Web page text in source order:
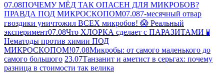
07.08ПОЧЕМУ МЁД ТАК ОПАСЕН ДЛЯ МИКРОБОВ?
ПРАВДА ПОД МИКРОСКОПОМ07.087-месячный отвар
гвоздики уничтожил ВСЕХ микробов! 😱 Реальный
эксперимент07.08Что ХЛОРКА сделает с ПАРАЗИТАМИ 🧪
Нематоды против химии ПОД
МИКРОСКОПОМ!07.08Микробы: от самого маленького до
самого большого 23.07Танзанит и аметист в серьгах: почему
разница в стоимости так велика